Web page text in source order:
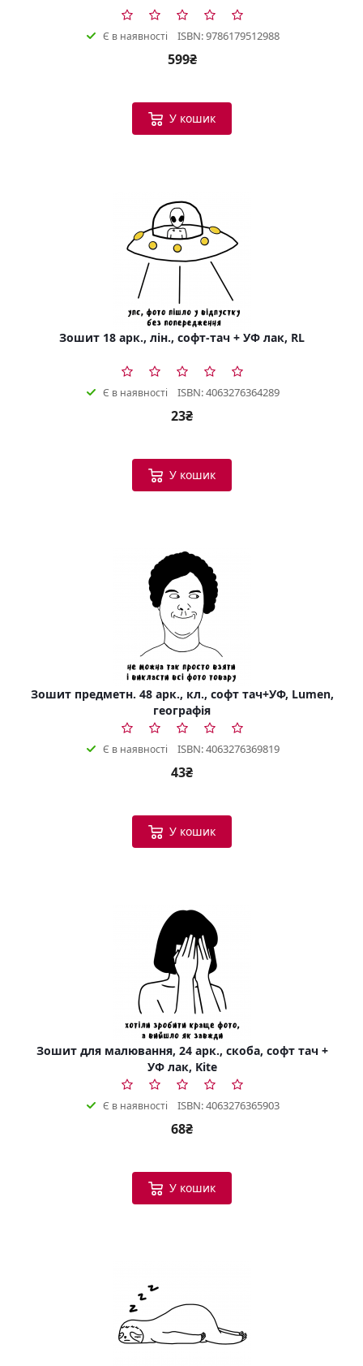
Є в наявності ISBN: 9786179512988
599₴
У кошик
Зошит 18 арк., лін., софт-тач + УФ лак, RL
Є в наявності ISBN: 4063276364289
23₴
У кошик
Зошит предметн. 48 арк., кл., софт тач+УФ, Lumen,
географія
Є в наявності ISBN: 4063276369819
43₴
У кошик
Зошит для малювання, 24 арк., скоба, софт тач +
УФ лак, Kite
Є в наявності ISBN: 4063276365903
68₴
У кошик